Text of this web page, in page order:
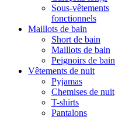
Sous-vêtements
fonctionnels
Maillots de bain
Short de bain
Maillots de bain
Peignoirs de bain
Vêtements de nuit
Pyjamas
Chemises de nuit
T-shirts
Pantalons